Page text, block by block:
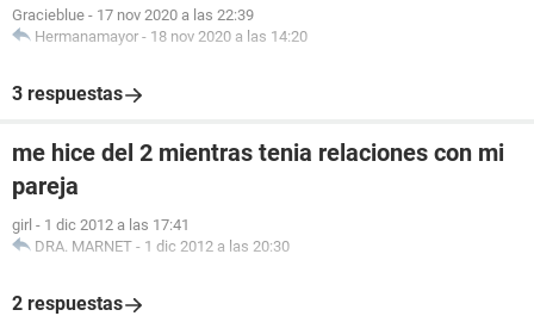
Gracieblue - 17 nov 2020 a las 22:39
Hermanamayor - 18 nov 2020 a las 14:20
3 respuestas
me hice del 2 mientras tenia relaciones con mi
pareja
girl - 1 dic 2012 a las 17:41
DRA. MARNET - 1 dic 2012 a las 20:30
2 respuestas